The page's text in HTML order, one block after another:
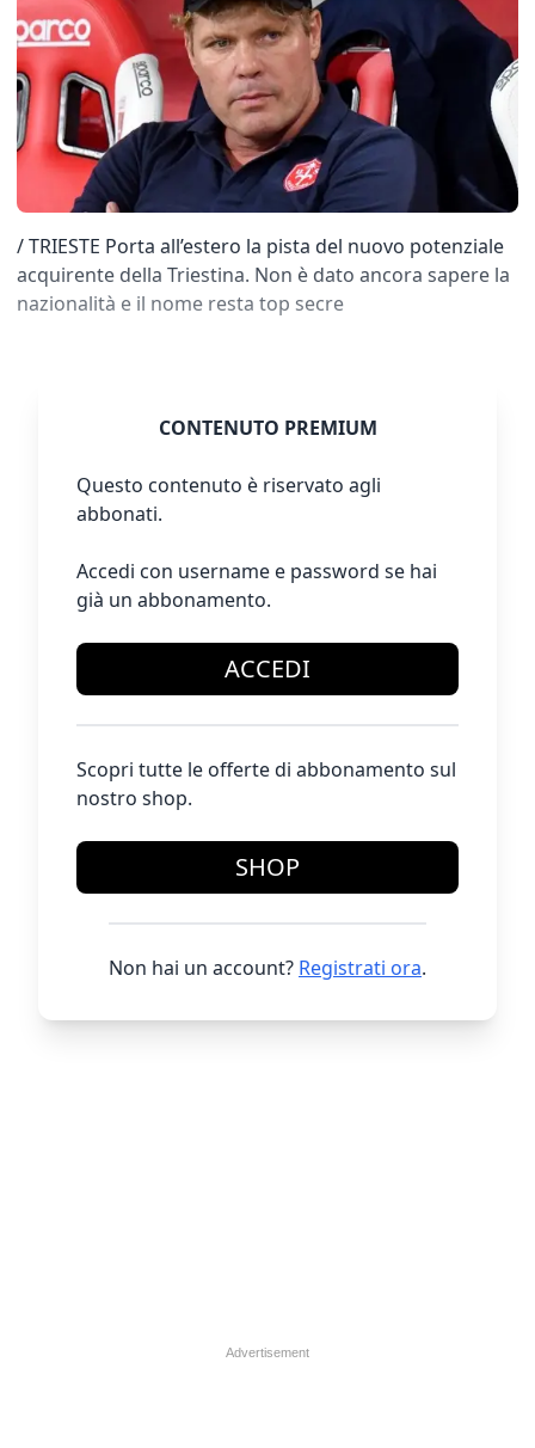
/ TRIESTE Porta all’estero la pista del nuovo potenziale
acquirente della Triestina. Non è dato ancora sapere la
nazionalità e il nome resta top secre
CONTENUTO PREMIUM
Questo contenuto è riservato agli
abbonati.
Accedi con username e password se hai
già un abbonamento.
ACCEDI
Scopri tutte le offerte di abbonamento sul
nostro shop.
SHOP
Non hai un account? Registrati ora.